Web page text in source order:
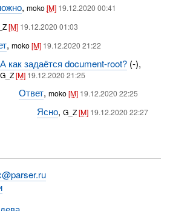
, moko[M] 19.12.2020 00:41
[M] 19.12.2020 01:03
, moko[M] 19.12.2020 21:22
А как задаётся document-root? (-),
G_Z[M] 19.12.2020 21:25
Ответ, moko[M] 19.12.2020 22:25
Ясно, G_Z[M] 19.12.2020 22:27